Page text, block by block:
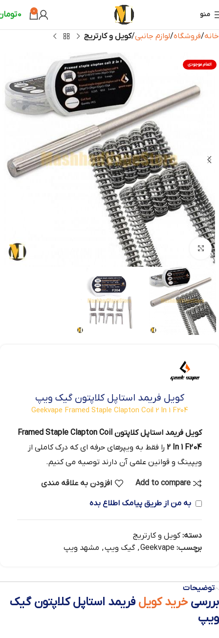
منو 0
0
خانه فروشگاه لوازم جانبی کویل و کارتریج
اتمام موجودی
بزرگنمایی تصویر
کویل فریمد استاپل کلاپتون گیک ویپ
Geekvape Framed Staple Clapton Coil 2 In 1 F204
کویل فریمد استاپل کلاپتون Framed Staple Clapton Coil
2 In 1 F204 را فقط به ویپرهای حرفه ای که درک کاملی از
ویپینگ و قوانین علمی آن دارند توصیه می کنیم.
Add to compare افزودن به علاقه مندی
به من از طریق پیامک اطلاع بده
دسته: کویل و کارتریج
برچسب: Geekvape
, گیک ویپ, مشهد ویپ
توضیحات
بررسی خرید کویل فریمد استاپل کلاپتون گیک
ویپ